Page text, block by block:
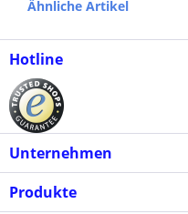
Ähnliche Artikel
Hotline
Unternehmen
Produkte